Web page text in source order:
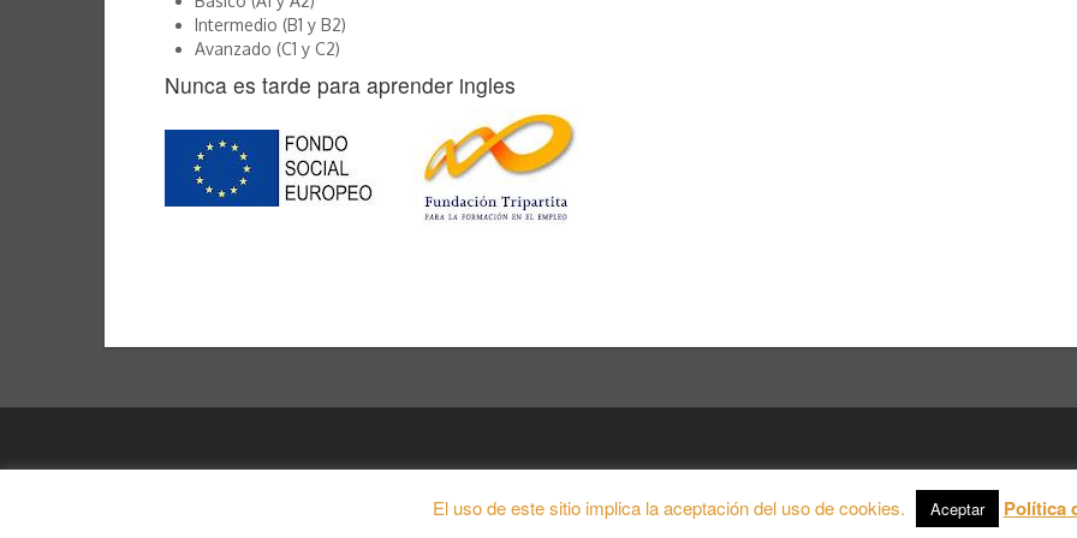
Intermedio (B1 y B2)
Avanzado (C1 y C2)
Nunca es tarde para aprender ingles
El uso de este sitio implica la aceptación del uso de cookies. Aceptar Política